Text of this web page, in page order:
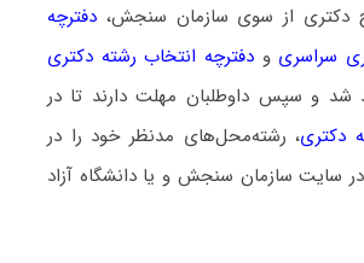
دکتری از سوی سازمان سنجش،دفترچه
سراسری ودفترچه انتخاب رشته دکتری
شد و سپس داوطلبان مهلت دارند تا در
دکتری، رشته‌محل‌های مدنظر خود را در
سایت سازمان سنجش و یا دانشگاه آزاد